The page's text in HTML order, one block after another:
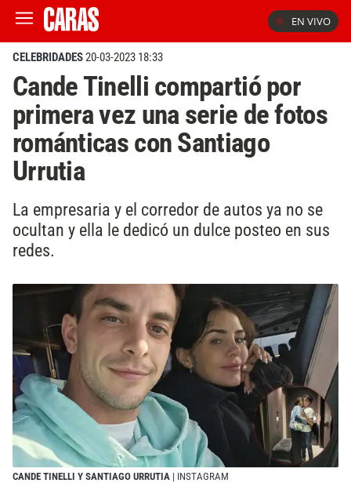
EN VIVO
CELEBRIDADES20-03-2023 18:33
Cande Tinelli compartió por
primera vez una serie de fotos
románticas con Santiago
Urrutia
La empresaria y el corredor de autos ya no se
ocultan y ella le dedicó un dulce posteo en sus
redes.
CANDE TINELLI Y SANTIAGO URRUTIA | INSTAGRAM